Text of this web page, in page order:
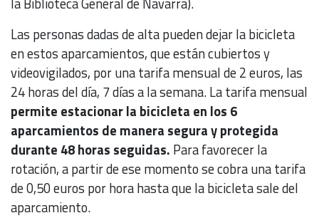
Las personas dadas de alta pueden dejar la bicicleta
en estos aparcamientos, que están cubiertos y
videovigilados, por una tarifa mensual de 2 euros, las
24 horas del día, 7 días a la semana. La tarifa mensual
permite estacionar la bicicleta en los 6
aparcamientos de manera segura y protegida
durante 48 horas seguidas. Para favorecer la
rotación, a partir de ese momento se cobra una tarifa
de 0,50 euros por hora hasta que la bicicleta sale del
aparcamiento.